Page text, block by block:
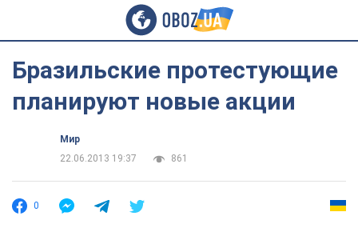
Бразильские протестующие
планируют новые акции
Мир
22.06.2013 19:37
861
0